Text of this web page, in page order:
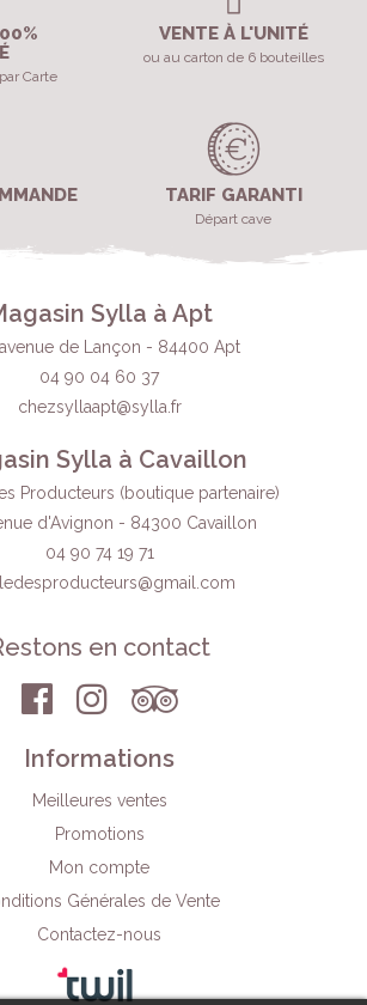
Carte
VENTE À L'UNITÉ
ou au carton de 6 bouteilles
TARIF GARANTI
Départ cave
Sylla à Apt
de Lançon - 84400 Apt
04 90 04 60 37
chezsyllaapt@sylla.fr
Sylla à Cavaillon
Producteurs (boutique partenaire)
d'Avignon - 84300 Cavaillon
04 90 74 19 71
@gmail.com
en contact
Informations
Meilleures ventes
Promotions
Mon compte
Générales de Vente
Contactez-nous